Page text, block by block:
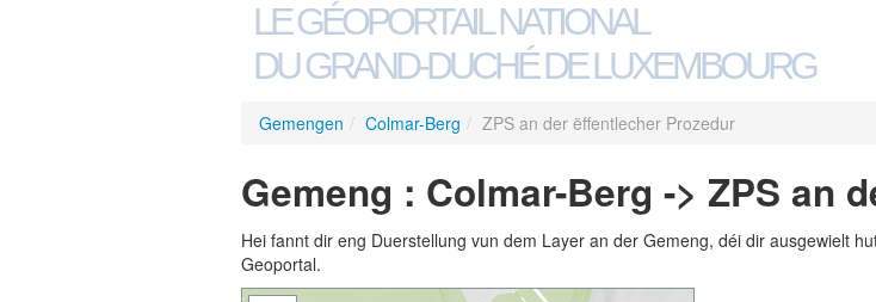
LE GÉOPORTAIL NATIONAL
DU GRAND-DUCHÉ DE LUXEMBOURG
Gemengen / Colmar-Berg / ZPS an der ëffentlecher Prozedur
Gemeng : Colmar-Berg -> ZPS an
Hei fannt dir eng Duerstellung vun dem Layer an der Gemeng, déi dir ausgewielt
Geoportal.